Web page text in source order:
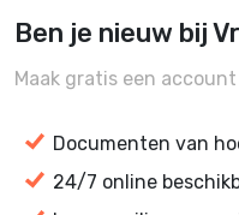
Ben je nieuw bij
Maak gratis een
Documenten van
24/7 online